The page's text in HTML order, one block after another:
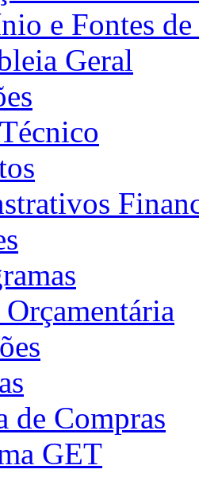
e Fontes de
Geral
Orçamentária
de Compras
GET